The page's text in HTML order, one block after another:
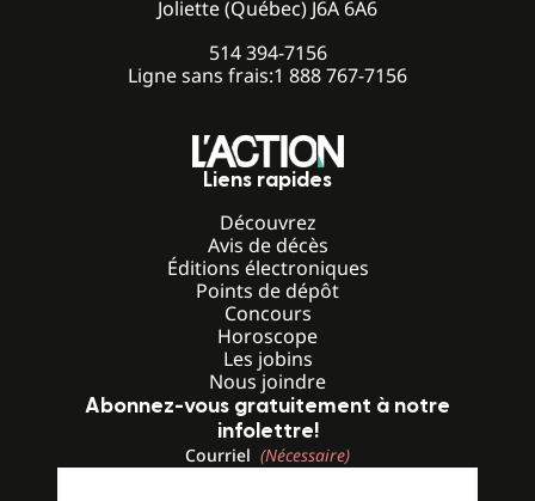
Joliette (Québec) J6A 6A6
514 394-7156
Ligne sans frais:1 888 767-7156
Liens rapides
Découvrez
Avis de décès
Éditions électroniques
Points de dépôt
Concours
Horoscope
Les jobins
Nous joindre
Abonnez-vous gratuitement à notre
infolettre!
Courriel (Nécessaire)